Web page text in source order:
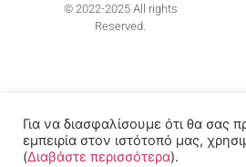
© 2022-2025 All rights
Reserved.
Για να διασφαλίσουμε ότι θα σας
εμπειρία στον ιστότοπό μας,
(Διαβάστε περισσότερα).